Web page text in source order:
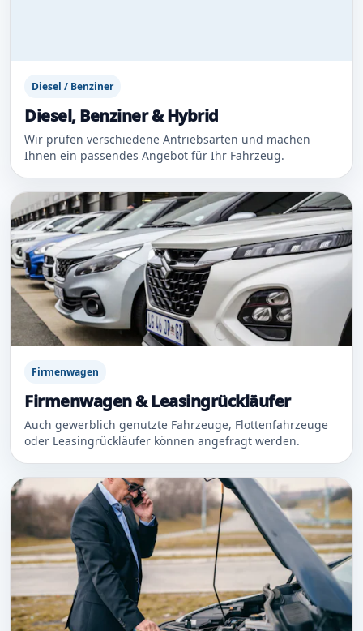
Diesel / Benziner
Diesel, Benziner & Hybrid
Wir prüfen verschiedene Antriebsarten und machen
Ihnen ein passendes Angebot für Ihr Fahrzeug.
Firmenwagen
Firmenwagen & Leasingrückläufer
Auch gewerblich genutzte Fahrzeuge, Flottenfahrzeuge
oder Leasingrückläufer können angefragt werden.